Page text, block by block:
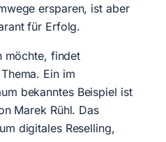
ersparen, ist aber
für Erfolg.
möchte, findet
Ein im
bekanntes Beispiel ist
Marek Rühl. Das
digitales Reselling,